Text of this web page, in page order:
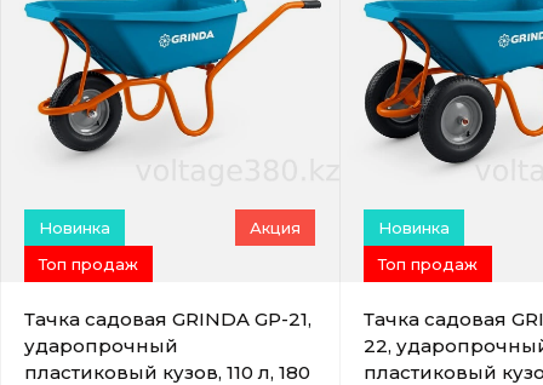
Новинка
Акция
Топ продаж
Тачка садовая GRINDA GP-21,
ударопрочный
пластиковый кузов, 110 л, 180
Новинка
Топ продаж
Тачка садовая
22,
пластиковый